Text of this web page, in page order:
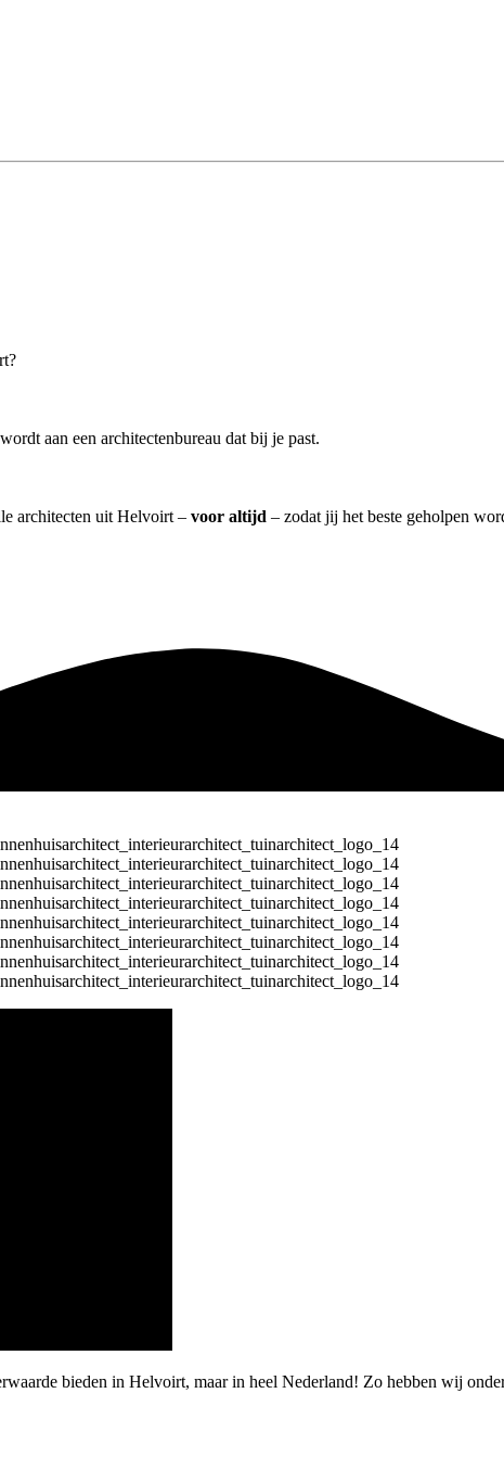
aan een architectenbureau dat bij je past.
architecten uit Helvoirt – voor altijd – zodat jij het beste geholpen
bieden in Helvoirt, maar in heel Nederland! Zo hebben wij